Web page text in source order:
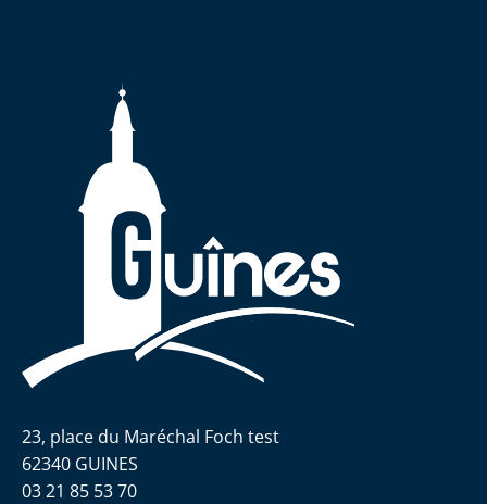
23, place du Maréchal Foch test
62340 GUINES
03 21 85 53 70